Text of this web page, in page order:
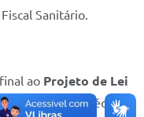
Sanitário.
ao Projeto de Lei
de créditos